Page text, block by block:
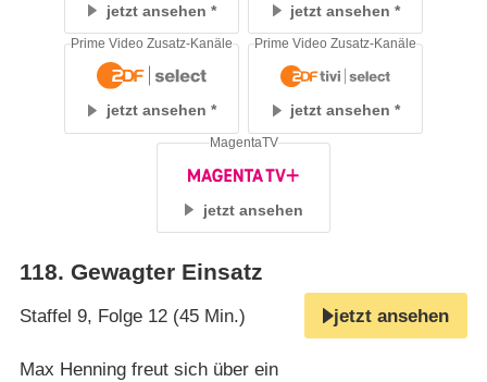
jetzt ansehen jetzt ansehen
jetzt ansehen
Prime Video Zusatz-Kanäle
jetzt ansehen
Prime Video Zusatz-Kanäle
jetzt ansehen
MagentaTV
118. Gewagter Einsatz
Staffel 9, Folge 12 (45 Min.) jetzt ansehen
Max Henning freut sich über ein